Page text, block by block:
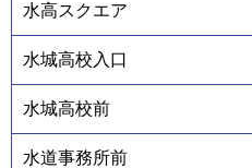
水高スクエア
水城高校入口
水城高校前
水道事務所前